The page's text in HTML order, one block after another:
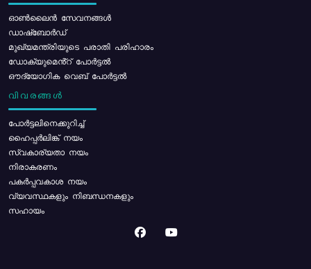
ഓൺലൈൻ സേവനങ്ങൾ
ഡാഷ്ബോർഡ്
മുഖ്യമന്ത്രിയുടെ പരാതി പരിഹാരം
ഡോക്യുമെൻ്റ് പോർട്ടൽ
ഔദ്യോഗിക വെബ് പോർട്ടൽ
വിവരങ്ങൾ
പോര്‍ട്ടലിനെക്കുറിച്ച്
ഹൈപ്പർലിങ്ക് നയം
സ്വകാര്യതാ നയം
നിരാകരണം
പകർപ്പവകാശ നയം
വ്യവസ്ഥകളും നിബന്ധനകളും
സഹായം